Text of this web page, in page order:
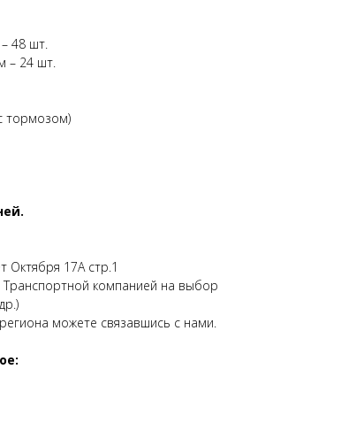
48 шт.
– 24 шт.
тормозом)
Октября 17А стр.1
компанией на выбор
можете связавшись с нами.